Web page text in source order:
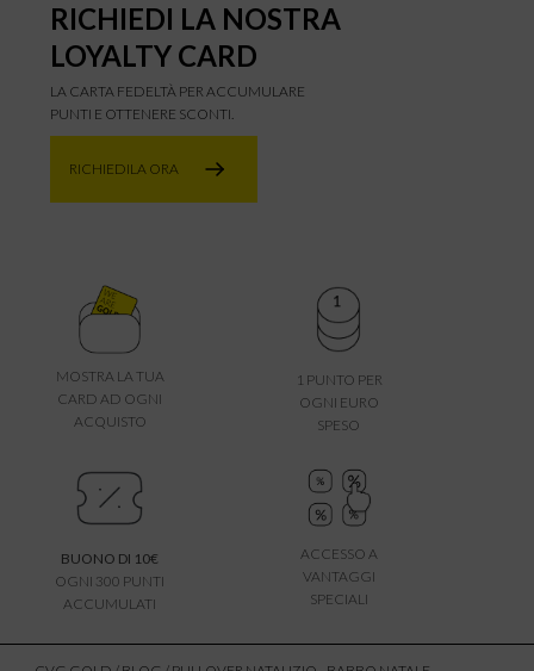
RICHIEDI LA NOSTRA
LOYALTY CARD
LA CARTA FEDELTÀ PER ACCUMULARE
PUNTI E OTTENERE SCONTI.
RICHIEDILA ORA
MOSTRA LA TUA
CARD AD OGNI
ACQUISTO
1 PUNTO PER
OGNI EURO
SPESO
BUONO DI 10€
OGNI 300 PUNTI
ACCUMULATI
ACCESSO A
VANTAGGI
SPECIALI